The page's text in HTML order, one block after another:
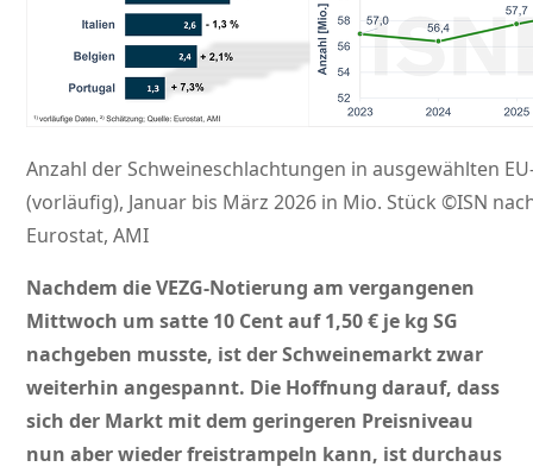
Anzahl der Schweineschlachtungen in ausgewählten
(vorläufig), Januar bis März 2026 in Mio. Stück ©ISN
Eurostat, AMI
Nachdem die VEZG-Notierung am vergangenen
Mittwoch um satte 10 Cent auf 1,50 € je kg SG
nachgeben musste, ist der Schweinemarkt zwar
weiterhin angespannt. Die Hoffnung darauf, dass
sich der Markt mit dem geringeren Preisniveau
nun aber wieder freistrampeln kann, ist durchaus